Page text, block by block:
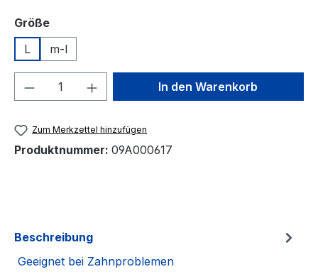
Größeauswählen
L
m-l
Produkt Anzahl: Gib denIn den Warenkorb
Zum Merkzettel hinzufügen
Produktnummer: 09A000617
Beschreibung
Geeignet bei Zahnproblemen